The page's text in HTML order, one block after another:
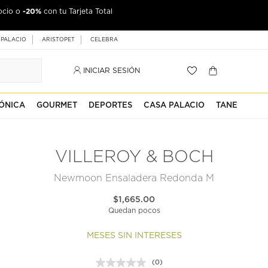
o -20% con tu Tarjeta Total
Palacio
ARISTOPET CELEBRA
INICIAR SESIÓN
GOURMET DEPORTES CASA PALACIO TANE
VILLEROY & BOCH
Newmoon Ensaladera Redonda M
$1,665.00
Quedan pocos
MESES SIN INTERESES
(0)